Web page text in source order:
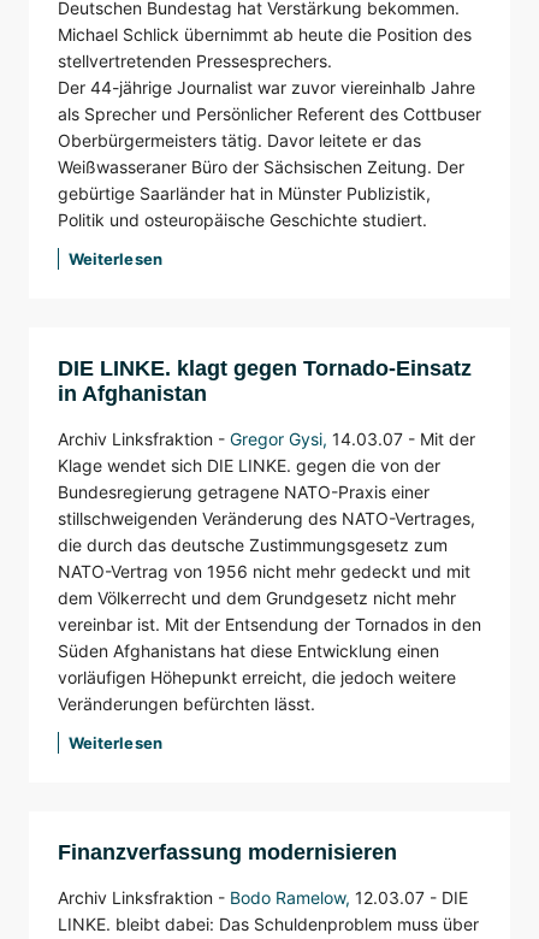
Deutschen Bundestag hat Verstärkung bekommen.
Michael Schlick übernimmt ab heute die Position des
stellvertretenden Pressesprechers.
Der 44-jährige Journalist war zuvor viereinhalb Jahre
als Sprecher und Persönlicher Referent des Cottbuser
Oberbürgermeisters tätig. Davor leitete er das
Weißwasseraner Büro der Sächsischen Zeitung. Der
gebürtige Saarländer hat in Münster Publizistik,
Politik und osteuropäische Geschichte studiert.
Weiterlesen
DIE LINKE. klagt gegen Tornado-Einsatz
in Afghanistan
Archiv Linksfraktion - Gregor Gysi, 14.03.07 - Mit der
Klage wendet sich DIE LINKE. gegen die von der
Bundesregierung getragene NATO-Praxis einer
stillschweigenden Veränderung des NATO-Vertrages,
die durch das deutsche Zustimmungsgesetz zum
NATO-Vertrag von 1956 nicht mehr gedeckt und mit
dem Völkerrecht und dem Grundgesetz nicht mehr
vereinbar ist. Mit der Entsendung der Tornados in den
Süden Afghanistans hat diese Entwicklung einen
vorläufigen Höhepunkt erreicht, die jedoch weitere
Veränderungen befürchten lässt.
Weiterlesen
Finanzverfassung modernisieren
Archiv Linksfraktion - Bodo Ramelow, 12.03.07 - DIE
LINKE. bleibt dabei: Das Schuldenproblem muss über